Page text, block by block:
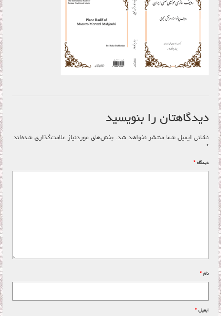
فروشگاه
تماس با ما
دیدگاهتان را بنویسید
نشانی ایمیل شما منتشر نخواهد شد. بخش‌های موردنیاز علامت‌گذاری شده‌اند
*
دیدگاه *
نام *
ایمیل *